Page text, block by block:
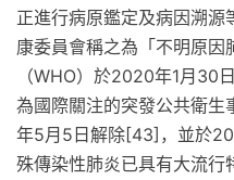
正進行病原鑑定及病因溯
康委員會稱之為「不明原
（WHO）於2020年1月30
為國際關注的突發公共衛
年5月5日解除[43]，並於
殊傳染性肺炎已具有大流